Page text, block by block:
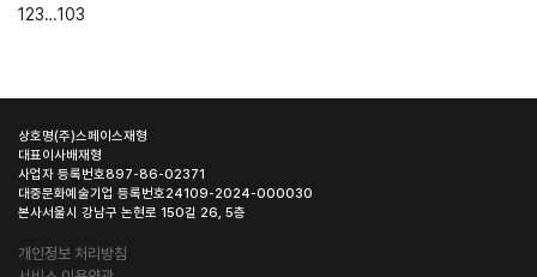
1 23…103
상호명(주)스페이스재형
대표이사배재형
사업자 등록번호897-86-02371
대중문화예술기업 등록번호24109-2024-000030
본사서울시 강남구 논현로 150길 26, 5층
개인정보 처리방침